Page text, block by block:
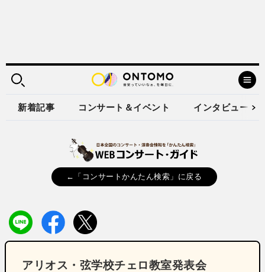
新着記事 コンサート＆イベント インタビュー
←「コンサートかんたん検索」に戻る
アリオス・弦学校チェロ教室発表会